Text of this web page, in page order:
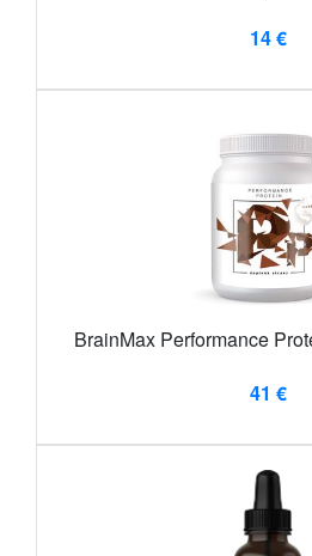
14 €
BrainMax Performance
41 €